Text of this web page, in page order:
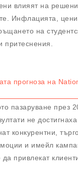
влияят на
Инфлацията,
на
притеснения.
прогноза на
пазаруване през
не
конкурентни,
и имейл
да привлекат